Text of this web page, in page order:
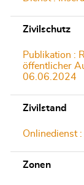
Zivilschutz
Publikation :
öffentlicher
06.06.2024
Zivilstand
Onlinedienst :
Zonen